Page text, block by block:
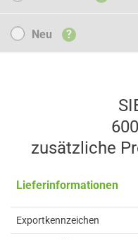
NeuNeu ?
zusätzliche
Lieferinformationen
Exportkennzeichen